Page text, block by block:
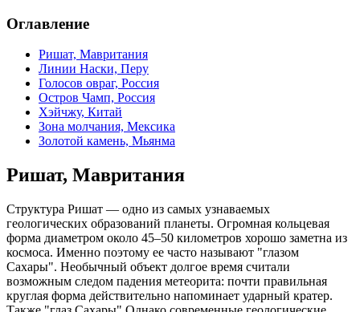
Оглавление
Ришат, Мавритания
Линии Наски, Перу
Голосов овраг, Россия
Остров Чамп, Россия
Хэйчжу, Китай
Зона молчания, Мексика
Золотой камень, Мьянма
Ришат, Мавритания
Структура Ришат — одно из самых узнаваемых
геологических образований планеты. Огромная кольцевая
форма диаметром около 45–50 километров хорошо заметна из
космоса. Именно поэтому ее часто называют "глазом
Сахары". Необычный объект долгое время считали
возможным следом падения метеорита: почти правильная
круглая форма действительно напоминает ударный кратер.